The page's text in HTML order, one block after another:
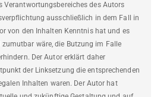
Verantwortungsbereiches des Autors
ausschließlich in dem Fall in
von den Inhalten Kenntnis hat und es
wäre, die Butzung im Falle
Der Autor erklärt daher
der Linksetzung die entsprechenden
Inhalten waren. Der Autor hat